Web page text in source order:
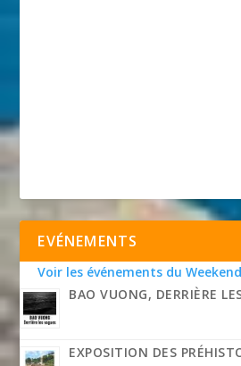
EVÉNEMENTS
Voir les événements du
BAO VUONG, DERRIÈRE
EXPOSITION DES